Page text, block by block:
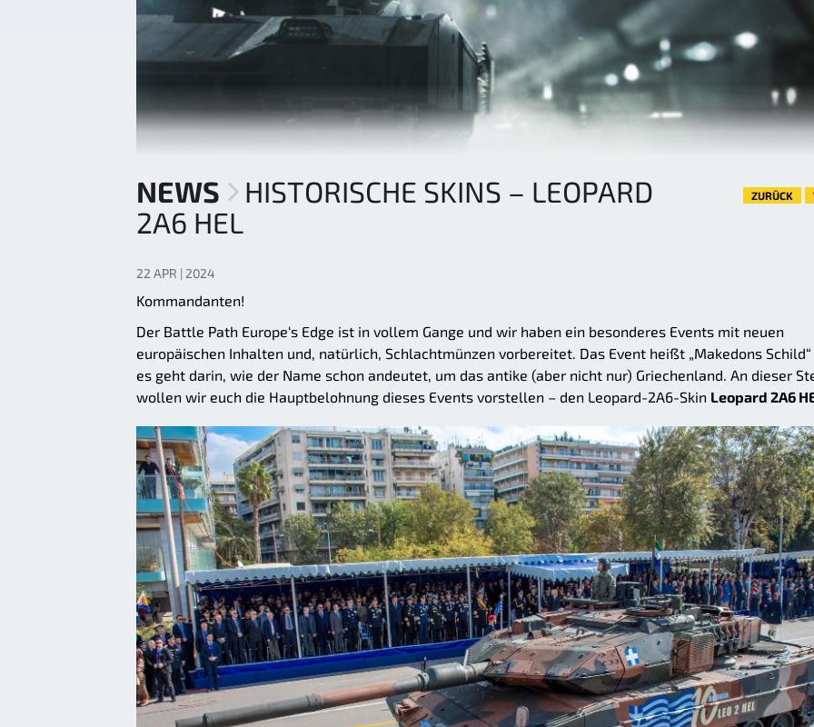
NEWS
HISTORISCHE SKINS – LEOPARD
2A6 HEL
ZURÜCK
22 APR | 2024
Kommandanten!
Der Battle Path Europe‘s Edge ist in vollem Gange und wir haben ein besonderes Events mit neuen
europäischen Inhalten und, natürlich, Schlachtmünzen vorbereitet. Das Event heißt „Makedons Schild“
es geht darin, wie der Name schon andeutet, um das antike (aber nicht nur) Griechenland. An dieser
wollen wir euch die Hauptbelohnung dieses Events vorstellen – den Leopard-2A6-Skin Leopard 2A6